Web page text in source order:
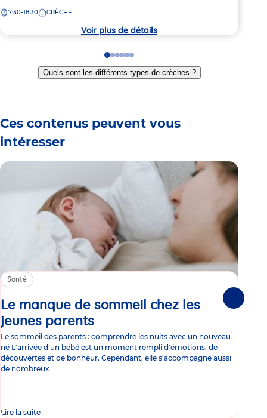
la 7:30-18:30 CRÈCHE
Voir plus de détails
Go
to
slide
Go
to
slide
Go
to
slide
Go
to
slide
Go
to
slide
Go
to
slide
Quels sont les différents types de crèches ?
Ces contenus peuvent vous
intéresser
Santé
Le manque de sommeil chez les
jeunes parents
Le sommeil des parents : comprendre les nuits avec un nouveau-
né L'arrivée d'un bébé est un moment rempli d'émotions, de
découvertes et de bonheur. Cependant, elle s'accompagne aussi
de nombreux
Lire la suite